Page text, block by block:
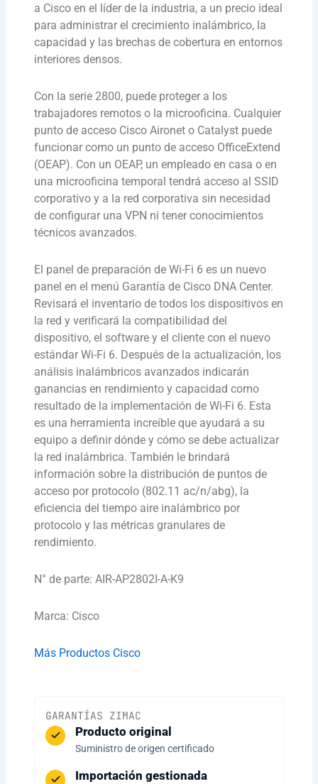
a Cisco en el líder de la industria, a un precio ideal
para administrar el crecimiento inalámbrico, la
capacidad y las brechas de cobertura en entornos
interiores densos.
Con la serie 2800, puede proteger a los
trabajadores remotos o la microoficina. Cualquier
punto de acceso Cisco Aironet o Catalyst puede
funcionar como un punto de acceso OfficeExtend
(OEAP). Con un OEAP, un empleado en casa o en
una microoficina temporal tendrá acceso al SSID
corporativo y a la red corporativa sin necesidad
de configurar una VPN ni tener conocimientos
técnicos avanzados.
El panel de preparación de Wi-Fi 6 es un nuevo
panel en el menú Garantía de Cisco DNA Center.
Revisará el inventario de todos los dispositivos en
la red y verificará la compatibilidad del
dispositivo, el software y el cliente con el nuevo
estándar Wi-Fi 6. Después de la actualización, los
análisis inalámbricos avanzados indicarán
ganancias en rendimiento y capacidad como
resultado de la implementación de Wi-Fi 6. Esta
es una herramienta increíble que ayudará a su
equipo a definir dónde y cómo se debe actualizar
la red inalámbrica. También le brindará
información sobre la distribución de puntos de
acceso por protocolo (802.11 ac/n/abg), la
eficiencia del tiempo aire inalámbrico por
protocolo y las métricas granulares de
rendimiento.
N° de parte: AIR-AP2802I-A-K9
Marca: Cisco
Más Productos Cisco
GARANTÍAS ZIMAC
Producto original
Suministro de origen certificado
Importación gestionada